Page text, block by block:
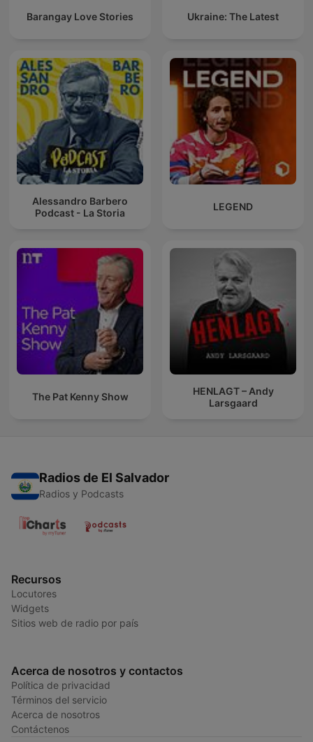
Barangay Love Stories Ukraine: The Latest
Alessandro Barbero
Podcast - La Storia
LEGEND
The Pat Kenny Show
HENLAGT – Andy
Larsgaard
Radios de El Salvador
Radios y Podcasts
Recursos
Locutores
Widgets
Sitios web de radio por país
Acerca de nosotros y contactos
Política de privacidad
Términos del servicio
Acerca de nosotros
Contáctenos